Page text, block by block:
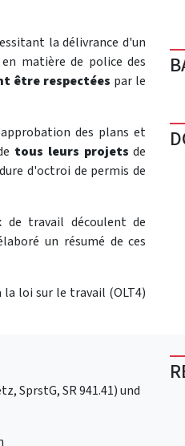
la délivrance d'un
matière de police des
être respectées par le
des plans et
tous leurs projets de
d'octroi de permis de
travail découlent de
un résumé de ces
loi sur le travail (OLT4)
SprstG, SR 941.41) und